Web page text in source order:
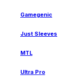
Gamegenic
Just Sleeves
MTL
Ultra Pro